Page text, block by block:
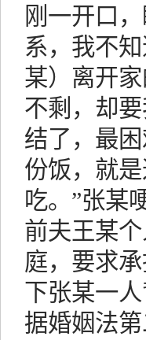
刚一开口
系，我不
某）离开
不剩，却
结了，最
份饭，就
吃。”张某
前夫王某
庭，要求
下张某一
据婚姻法